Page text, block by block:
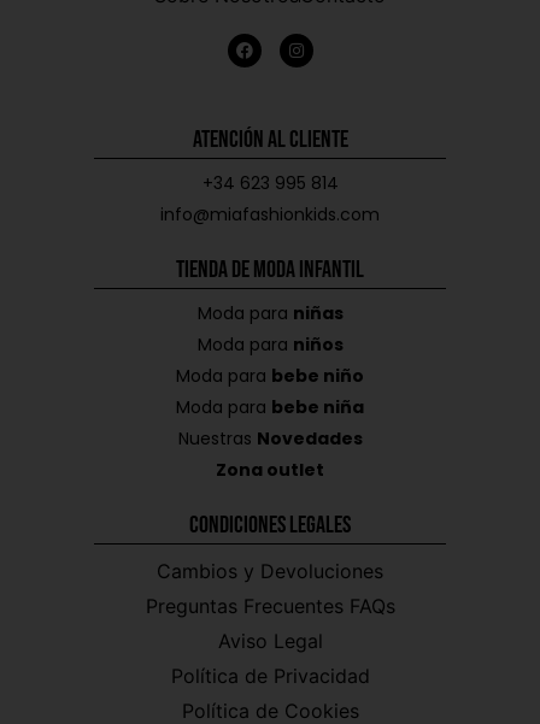
Atención al Cliente
+34 623 995 814
info@miafashionkids.com
Tienda de Moda Infantil
Moda para niñas
Moda para niños
Moda para bebe niño
Moda para bebe niña
Nuestras Novedades
Zona outlet
Condiciones Legales
Cambios y Devoluciones
Preguntas Frecuentes FAQs
Aviso Legal
Política de Privacidad
Política de Cookies